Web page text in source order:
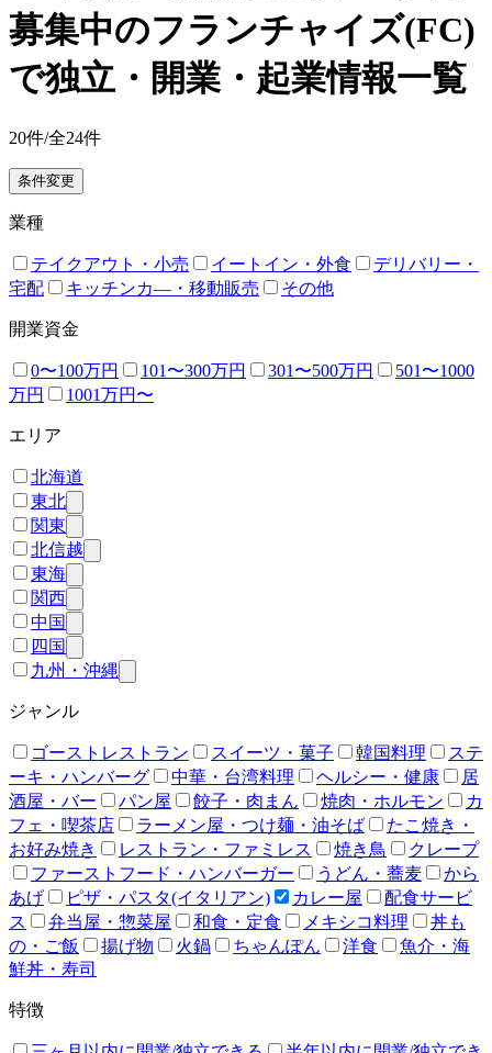
募集中のフランチャイズ(FC)
で独立・開業・起業情報一覧
20件/全24件
条件変更
業種
テイクアウト・小売 イートイン・外食
デリバリー・
宅配
キッチンカ―・移動販売 その他
開業資金
0〜100万円 101〜300万円 301〜500万円
501〜1000
万円
1001万円〜
エリア
北海道
東北
関東
北信越
東海
関西
中国
四国
九州・沖縄
ジャンル
ゴーストレストラン スイーツ・菓子 韓国料理
ステ
ーキ・ハンバーグ
中華・台湾料理 ヘルシー・健康
居
酒屋・バー
パン屋 餃子・肉まん 焼肉・ホルモン
カ
フェ・喫茶店
ラーメン屋・つけ麺・油そば
たこ焼き・
お好み焼き
レストラン・ファミレス 焼き鳥
クレープ
ファーストフード・ハンバーガー
うどん・蕎麦
から
あげ
ピザ・パスタ(イタリアン) カレー屋
配食サービ
ス
弁当屋・惣菜屋 和食・定食 メキシコ料理
丼も
の・ご飯
揚げ物 火鍋 ちゃんぽん 洋食
魚介・海
鮮丼・寿司
特徴